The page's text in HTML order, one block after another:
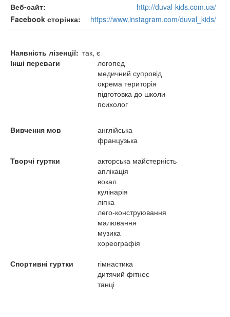
Веб-сайт
http://duval-kids.com.ua/
Facebook сторінка
https://www.instagram.com/duval_kids/
Наявність лізенції так, є
Інші переваги
логопед
медичний супровід
окрема територія
підготовка до школи
психолог
Вивчення мов
англійська
французька
Творчі гуртки
акторська майстерність
аплікація
вокал
кулінарія
ліпка
лего-конструювання
малювання
музика
хореографія
Спортивні гуртки
гімнастика
дитячий фітнес
танці